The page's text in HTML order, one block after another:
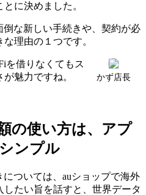
に決めました。
倒な新しい手続きや、契約が必
理由の１つです。
を借りなくてもス
魅力ですね。
かず店長
の使い方は、アプ
ンプル
ついては、auショップで海外
たい旨を話すと、世界データ